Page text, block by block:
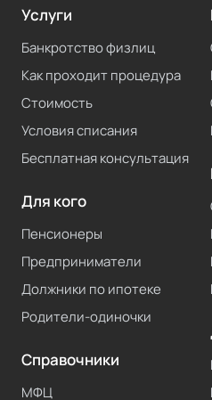
Услуги
Банкротство физлиц
Как проходит процедура
Стоимость
Условия списания
Бесплатная консультация
Для кого
Пенсионеры
Предприниматели
Должники по ипотеке
Родители-одиночки
Справочники
МФЦ